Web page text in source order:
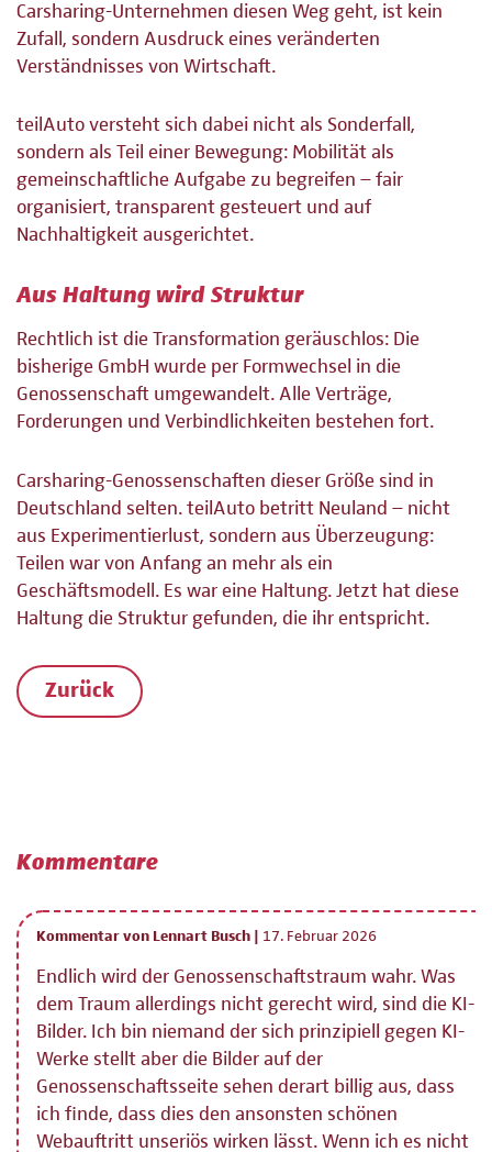
Carsharing-Unternehmen diesen Weg geht, ist kein
Zufall, sondern Ausdruck eines veränderten
Verständnisses von Wirtschaft.
teilAuto versteht sich dabei nicht als Sonderfall,
sondern als Teil einer Bewegung: Mobilität als
gemeinschaftliche Aufgabe zu begreifen – fair
organisiert, transparent gesteuert und auf
Nachhaltigkeit ausgerichtet.
Aus Haltung wird Struktur
Rechtlich ist die Transformation geräuschlos: Die
bisherige GmbH wurde per Formwechsel in die
Genossenschaft umgewandelt. Alle Verträge,
Forderungen und Verbindlichkeiten bestehen fort.
Carsharing-Genossenschaften dieser Größe sind in
Deutschland selten. teilAuto betritt Neuland – nicht
aus Experimentierlust, sondern aus Überzeugung:
Teilen war von Anfang an mehr als ein
Geschäftsmodell. Es war eine Haltung. Jetzt hat diese
Haltung die Struktur gefunden, die ihr entspricht.
Zurück
Kommentare
Kommentar von Lennart Busch | 17. Februar 2026
Endlich wird der Genossenschaftstraum wahr. Was
dem Traum allerdings nicht gerecht wird, sind die KI-
Bilder. Ich bin niemand der sich prinzipiell gegen KI-
Werke stellt aber die Bilder auf der
Genossenschaftsseite sehen derart billig aus, dass
ich finde, dass dies den ansonsten schönen
Webauftritt unseriös wirken lässt. Wenn ich es nicht